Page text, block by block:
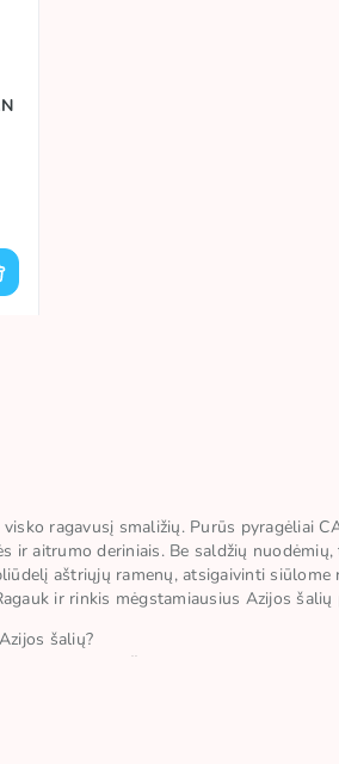
ragavusį smaližių. Purūs pyragėliai
ir aitrumo deriniais. Be saldžių
aštriųjų ramenų, atsigaivinti
ir rinkis mėgstamiausius Azijos
šalių?
neatrastus kraštus per jų skonį ir
internetu. Jei nori likti nustebintas,